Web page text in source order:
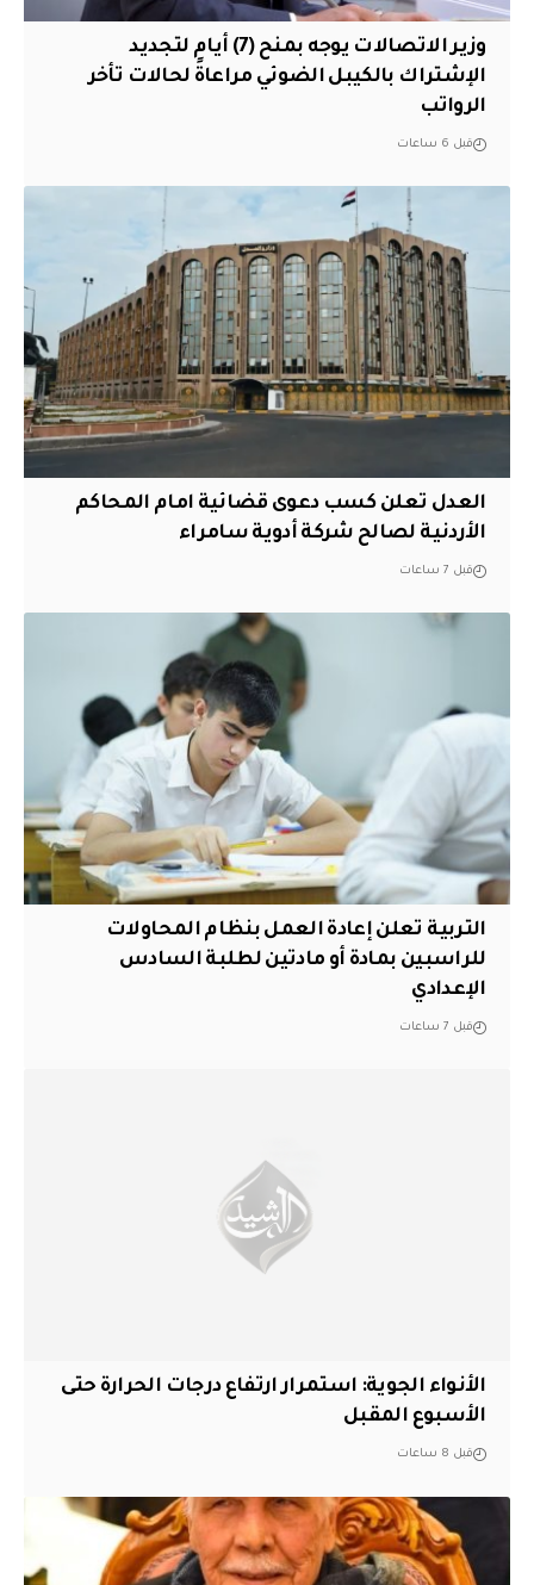
وزير الاتصالات يوجه بمنح (7) أيام لتجديد
الإشتراك بالكيبل الضوئي مراعاةً لحالات تأخر
الرواتب
قبل 6 ساعات
العدل تعلن كسب دعوى قضائية امام المحاكم
الأردنية لصالح شركة أدوية سامراء
قبل 7 ساعات
التربية تعلن إعادة العمل بنظام المحاولات
للراسبين بمادة أو مادتين لطلبة السادس
الإعدادي
قبل 7 ساعات
الأنواء الجوية: استمرار ارتفاع درجات الحرارة حتى
الأسبوع المقبل
قبل 8 ساعات